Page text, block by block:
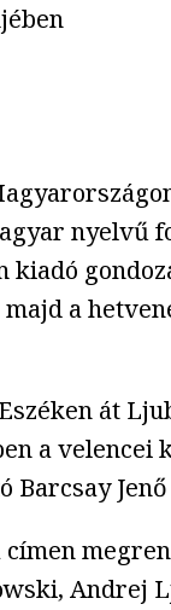
a
át
a
Andrej